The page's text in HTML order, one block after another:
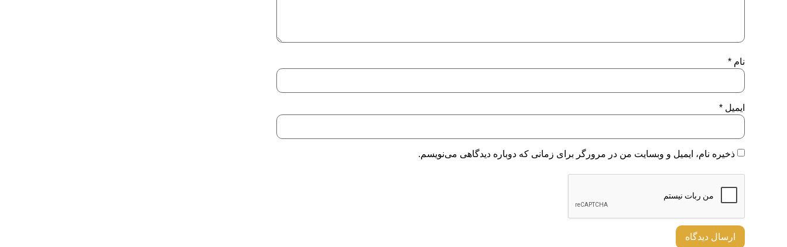
نام *
ایمیل *
ذخیره نام، ایمیل و وبسایت من در مرورگر برای زمانی که دوباره دیدگاهی می‌نویسم.